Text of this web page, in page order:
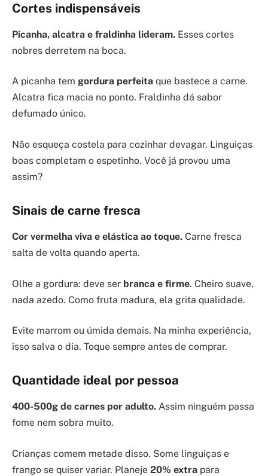
Cortes indispensáveis
Picanha, alcatra e fraldinha lideram. Esses cortes
nobres derretem na boca.
A picanha tem gordura perfeita que bastece a carne.
Alcatra fica macia no ponto. Fraldinha dá sabor
defumado único.
Não esqueça costela para cozinhar devagar. Linguiças
boas completam o espetinho. Você já provou uma
assim?
Sinais de carne fresca
Cor vermelha viva e elástica ao toque. Carne fresca
salta de volta quando aperta.
Olhe a gordura: deve ser branca e firme. Cheiro suave,
nada azedo. Como fruta madura, ela grita qualidade.
Evite marrom ou úmida demais. Na minha experiência,
isso salva o dia. Toque sempre antes de comprar.
Quantidade ideal por pessoa
400-500g de carnes por adulto. Assim ninguém passa
fome nem sobra muito.
Crianças comem metade disso. Some linguiças e
frango se quiser variar. Planeje 20% extra para